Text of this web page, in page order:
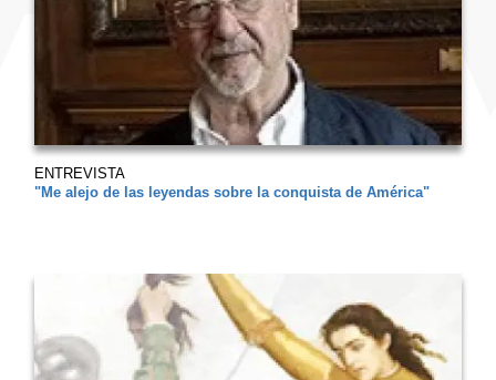
ENTREVISTA
"Me alejo de las leyendas sobre la conquista de América"